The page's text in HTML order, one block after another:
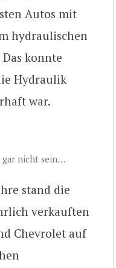
Autos mit
hydraulischen
konnte
Hydraulik
war.
nicht sein…
stand die
verkauften
Chevrolet auf